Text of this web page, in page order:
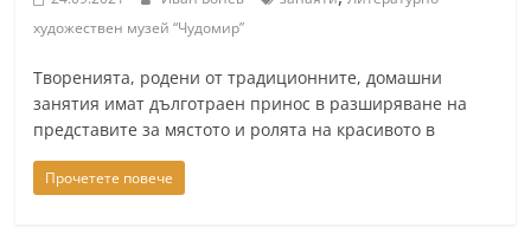
z
a
n
l
a
k
художествен музей “Чудомир”
Творенията, родени от традиционните, домашни
занятия имат дълготраен принос в разширяване на
представите за мястото и ролята на красивото в
Прочетете повече